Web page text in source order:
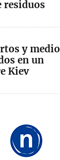
residuos
y medio
en un
Kiev